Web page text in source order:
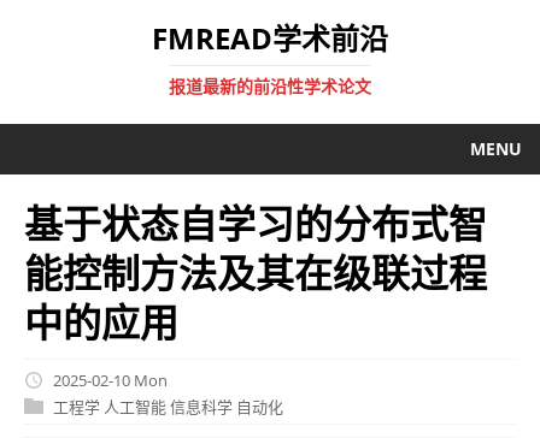
FMREAD学术前沿
报道最新的前沿性学术论文
MENU
基于状态自学习的分布式智
能控制方法及其在级联过程
中的应用
2025-02-10 Mon
工程学 人工智能信息科学 自动化